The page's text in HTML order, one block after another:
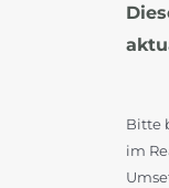
Bitte
im